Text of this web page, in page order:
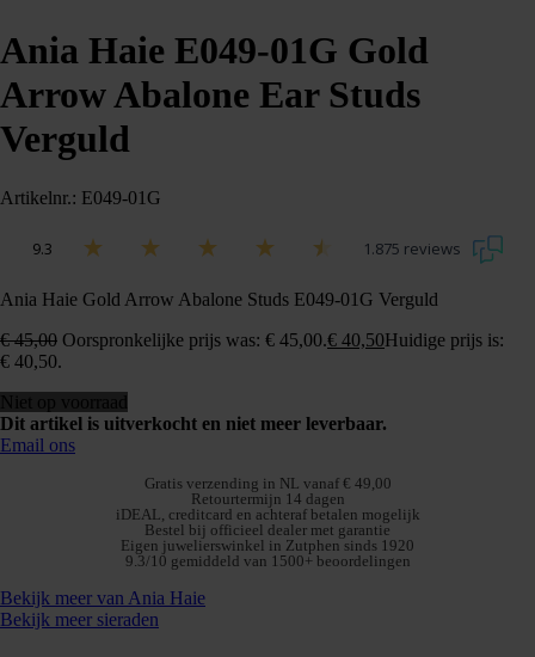
Ania Haie E049-01G Gold
Arrow Abalone Ear Studs
Verguld
Artikelnr.: E049-01G
9.3 1.875 reviews
Ania Haie Gold Arrow Abalone Studs E049-01G Verguld
€45,00 Oorspronkelijke prijs was: € 45,00.€ 40,50Huidige prijs is:
€ 40,50.
Dit artikel is uitverkocht en niet meer leverbaar.
Email ons
Gratis verzending in NL vanaf € 49,00
Retourtermijn 14 dagen
iDEAL, creditcard en achteraf betalen mogelijk
Bestel bij officieel dealer met garantie
Eigen juwelierswinkel in Zutphen sinds 1920
9.3/10 gemiddeld van 1500+ beoordelingen
Bekijk meer van Ania Haie
Bekijk meer sieraden